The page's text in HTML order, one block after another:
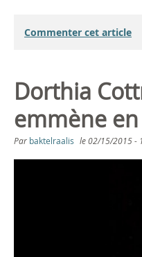
Commenter cet article
Dorthia
emmène
Par baktelraalis le02/15/2015 -